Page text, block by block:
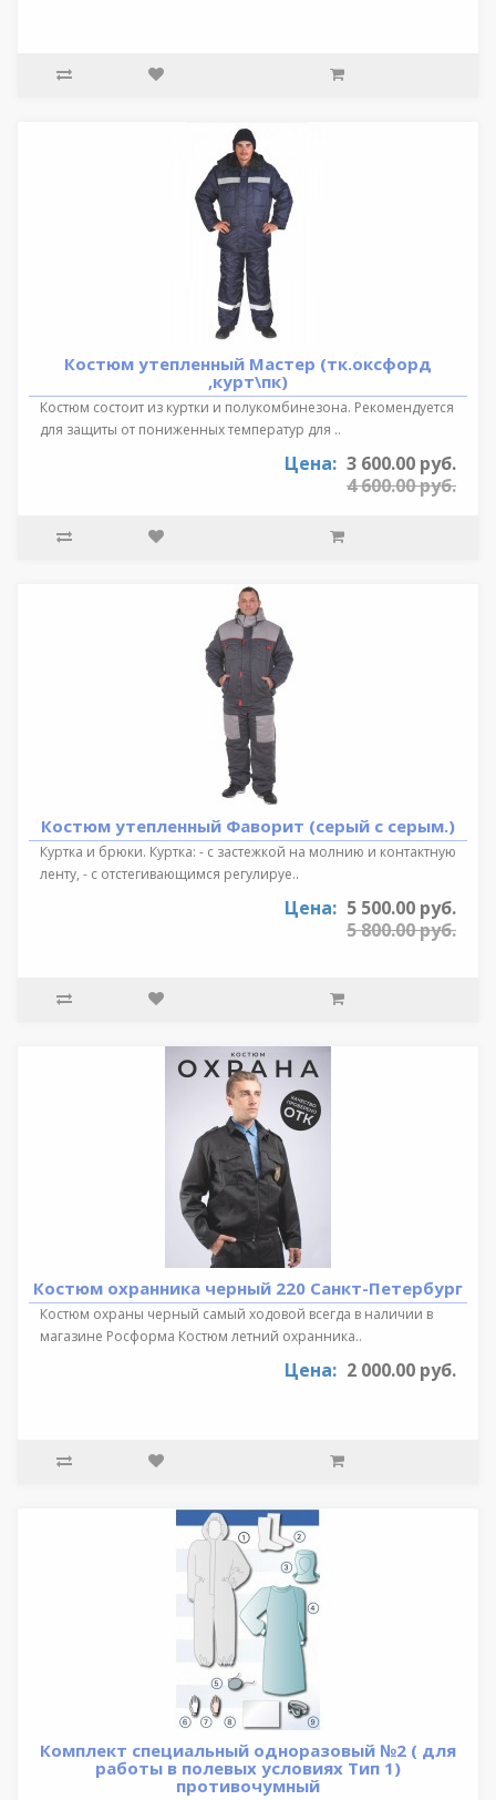
Костюм утепленный Мастер (тк.оксфорд
,курт\пк)
Костюм состоит из куртки и полукомбинезона. Рекомендуется
для защиты от пониженных температур для ..
Цена: 3 600.00 руб.
4 600.00 руб.
Костюм утепленный Фаворит (серый с серым.)
Куртка и брюки. Куртка: - с застежкой на молнию и контактную
ленту, - с отстегивающимся регулируе..
Цена: 5 500.00 руб.
5 800.00 руб.
Костюм охранника черный 220 Санкт-Петербург
Костюм охраны черный самый ходовой всегда в наличии в
магазине Росформа Костюм летний охранника..
Цена: 2 000.00 руб.
Комплект специальный одноразовый №2 ( для
работы в полевых условиях Тип 1)
противочумный